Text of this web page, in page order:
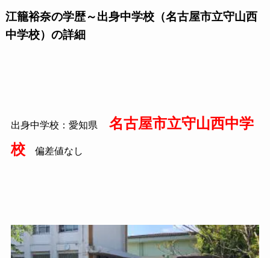
江籠裕奈の学歴～出身中学校（名古屋市立守山西
中学校）の詳細
出身中学校：愛知県
名古屋市立守山西中学
校偏差値なし